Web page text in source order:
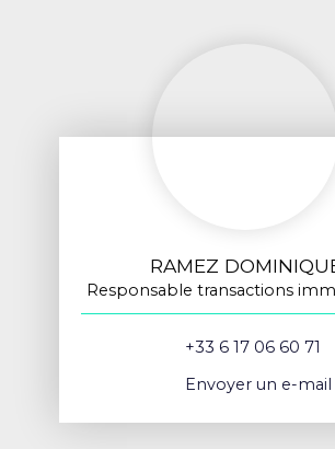
RAMEZ
Responsable transactions
+33 6 17 06 60 71
Envoyer un e-mail